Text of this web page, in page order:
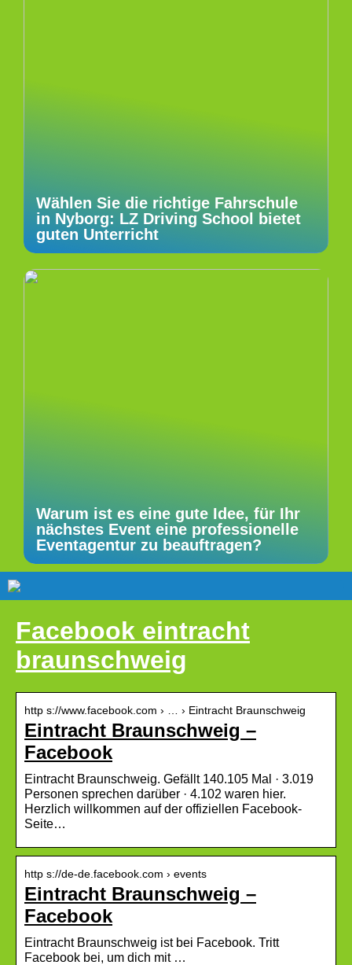
Wählen Sie die richtige Fahrschule
in Nyborg: LZ Driving School bietet
guten Unterricht
Warum ist es eine gute Idee, für Ihr
nächstes Event eine professionelle
Eventagentur zu beauftragen?
Facebook eintracht
braunschweig
http s://www.facebook.com › … › Eintracht Braunschweig
Eintracht Braunschweig –
Facebook
Eintracht Braunschweig. Gefällt 140.105 Mal · 3.019
Personen sprechen darüber · 4.102 waren hier.
Herzlich willkommen auf der offiziellen Facebook-
Seite…
http s://de-de.facebook.com › events
Eintracht Braunschweig –
Facebook
Eintracht Braunschweig ist bei Facebook. Tritt
Facebook bei, um dich mit …